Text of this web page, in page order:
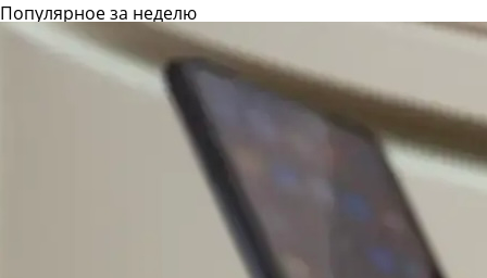
Популярное за неделю